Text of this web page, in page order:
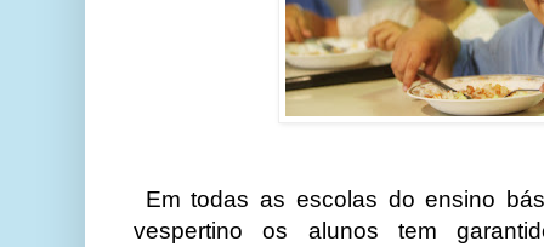
Em todas as escolas do ensino
vespertino os alunos tem